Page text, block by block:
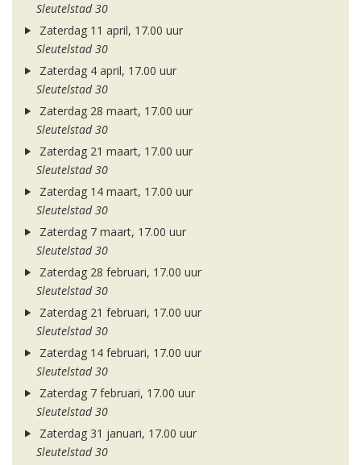
Sleutelstad 30
Zaterdag 11 april, 17.00 uur
Sleutelstad 30
Zaterdag 4 april, 17.00 uur
Sleutelstad 30
Zaterdag 28 maart, 17.00 uur
Sleutelstad 30
Zaterdag 21 maart, 17.00 uur
Sleutelstad 30
Zaterdag 14 maart, 17.00 uur
Sleutelstad 30
Zaterdag 7 maart, 17.00 uur
Sleutelstad 30
Zaterdag 28 februari, 17.00 uur
Sleutelstad 30
Zaterdag 21 februari, 17.00 uur
Sleutelstad 30
Zaterdag 14 februari, 17.00 uur
Sleutelstad 30
Zaterdag 7 februari, 17.00 uur
Sleutelstad 30
Zaterdag 31 januari, 17.00 uur
Sleutelstad 30